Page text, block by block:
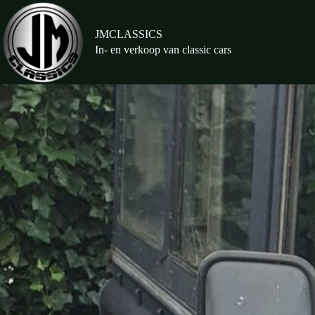
naar
de
inhoud
JMCLASSICS
In- en verkoop van classic cars